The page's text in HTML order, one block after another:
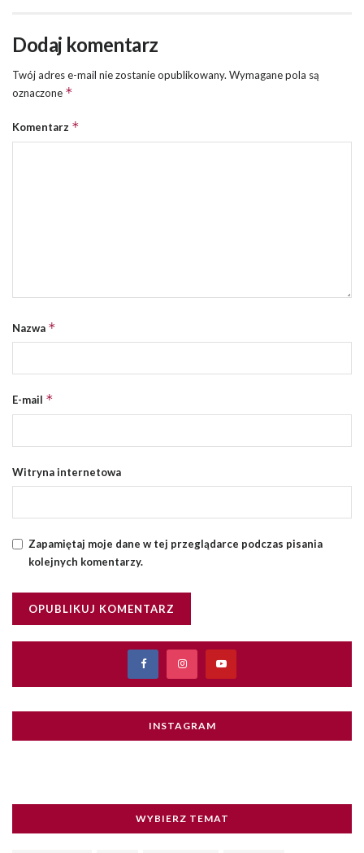
Dodaj komentarz
Twój adres e-mail nie zostanie opublikowany. Wymagane pola są
oznaczone *
Komentarz *
Nazwa *
E-mail *
Witryna internetowa
Zapamiętaj moje dane w tej przeglądarce podczas pisania
kolejnych komentarzy.
INSTAGRAM
WYBIERZ TEMAT